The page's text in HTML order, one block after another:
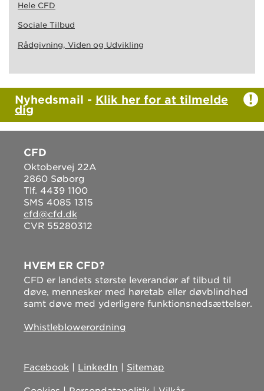
Hele CFD
Sociale Tilbud
Rådgivning, Viden og Udvikling
Nyhedsmail - Klik her for at tilmelde
dig
CFD
Oktobervej 22A
2860 Søborg
Tlf. 4439 1100
SMS 4085 1315
cfd@cfd.dk
CVR 55280312
HVEM ER CFD?
CFD er landets største leverandør af tilbud til
døve, mennesker med høretab eller døvblindhed
samt døve med yderligere funktionsnedsættelser.
Whistleblowerordning
Facebook LinkedIn Sitemap